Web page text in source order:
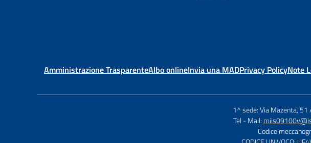
Amministrazione TrasparenteAlbo onlineInvia una MADPrivacy PolicyNote
1^ sede: Via Mazenta,
Tel - Mail:
Codice